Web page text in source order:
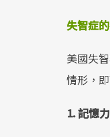
失智症
美國失
情形，
1. 記憶